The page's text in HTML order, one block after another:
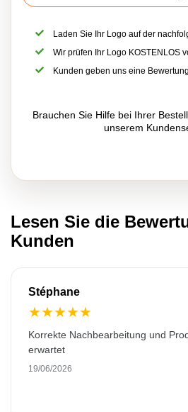
Laden Sie Ihr Logo auf der
Wir prüfen Ihr Logo KOSTENLOS
Kunden geben uns eine
Brauchen Sie Hilfe bei Ihrer
unserem
Lesen Sie die
Kunden
Stéphane
★★★★★
Korrekte Nachbearbeitung und
erwartet
19/06/2026